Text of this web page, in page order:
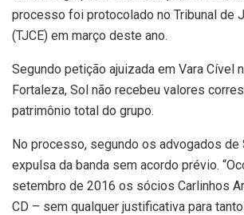
processo foi protocolado no Tribunal de
(TJCE) em março deste ano.
Segundo petição ajuizada em Vara Cível
Fortaleza, Sol não recebeu valores
patrimônio total do grupo.
No processo, segundo os advogados de
expulsa da banda sem acordo prévio.
setembro de 2016 os sócios Carlinhos
CD – sem qualquer justificativa para